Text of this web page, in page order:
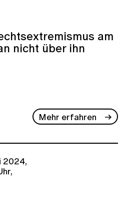
am
nicht über ihn
Mehr erfahren
2024,